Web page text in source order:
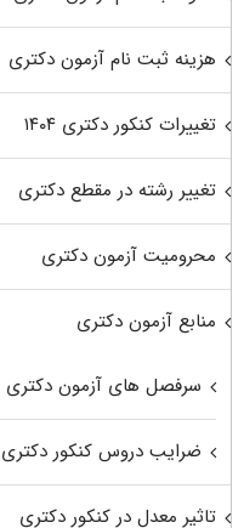
هزینه ثبت نام آزمون دکتری
تغییرات کنکور دکتری ۱۴۰۴
تغییر رشته در مقطع دکتری
محرومیت آزمون دکتری
منابع آزمون دکتری
سرفصل های آزمون دکتری
ضرایب دروس کنکور دکتری
تاثیر معدل در کنکور دکتری